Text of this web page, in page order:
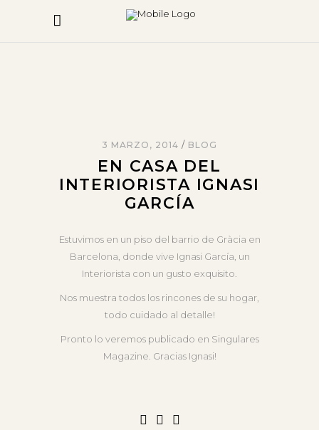
3 MARZO, 2014 BLOG
EN CASA DEL
INTERIORISTA IGNASI
GARCÍA
Estuvimos en un piso del barrio de Gràcia en
Barcelona, donde vive Ignasi García, un
Interiorista con un gusto exquisito.
Nos muestra todos los rincones de su hogar,
todo cuidado al detalle!
Pronto lo veremos publicado en Singulares
Magazine. Gracias Ignasi!